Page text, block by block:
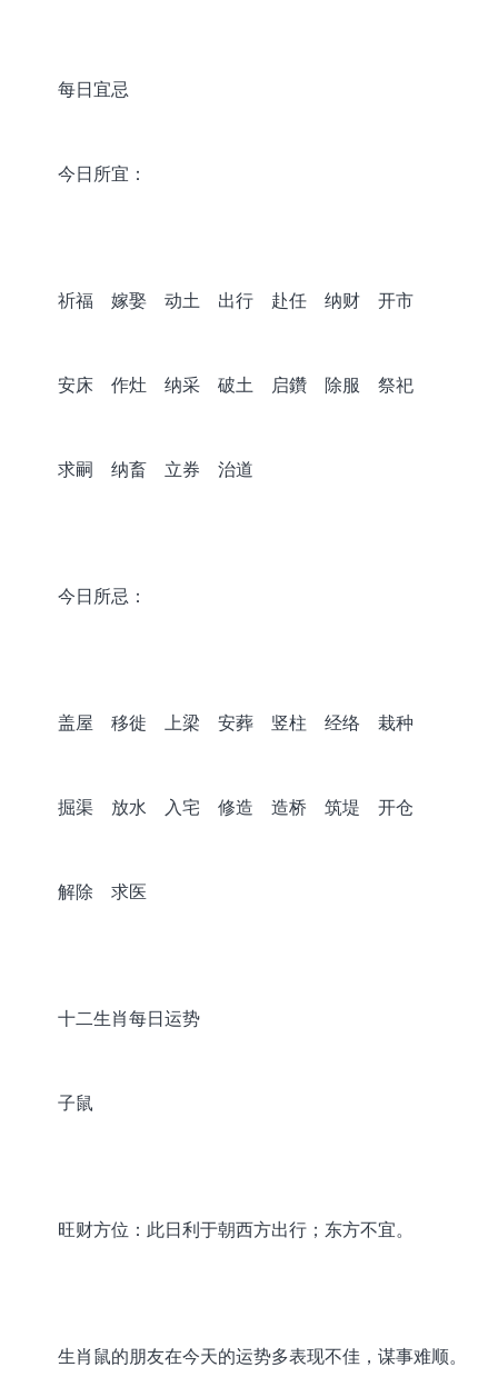
每日宜忌
今日所宜：
祈福 嫁娶 动土 出行 赴任 纳财 开市
安床 作灶 纳采 破土 启鑽 除服 祭祀
求嗣 纳畜 立券 治道
今日所忌：
盖屋 移徙 上梁 安葬 竖柱 经络 栽种
掘渠 放水 入宅 修造 造桥 筑堤 开仓
解除 求医
十二生肖每日运势
子鼠
旺财方位：此日利于朝西方出行；东方不宜。
生肖鼠的朋友在今天的运势多表现不佳，谋事难顺。